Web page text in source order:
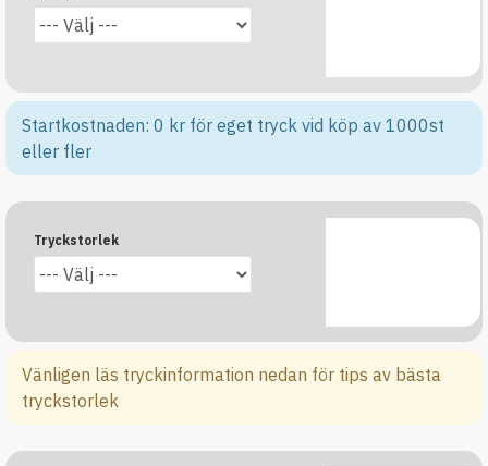
Startkostnaden: 0 kr för eget tryck vid köp av 1000st
eller fler
Tryckstorlek
Vänligen läs tryckinformation nedan för tips av bästa
tryckstorlek